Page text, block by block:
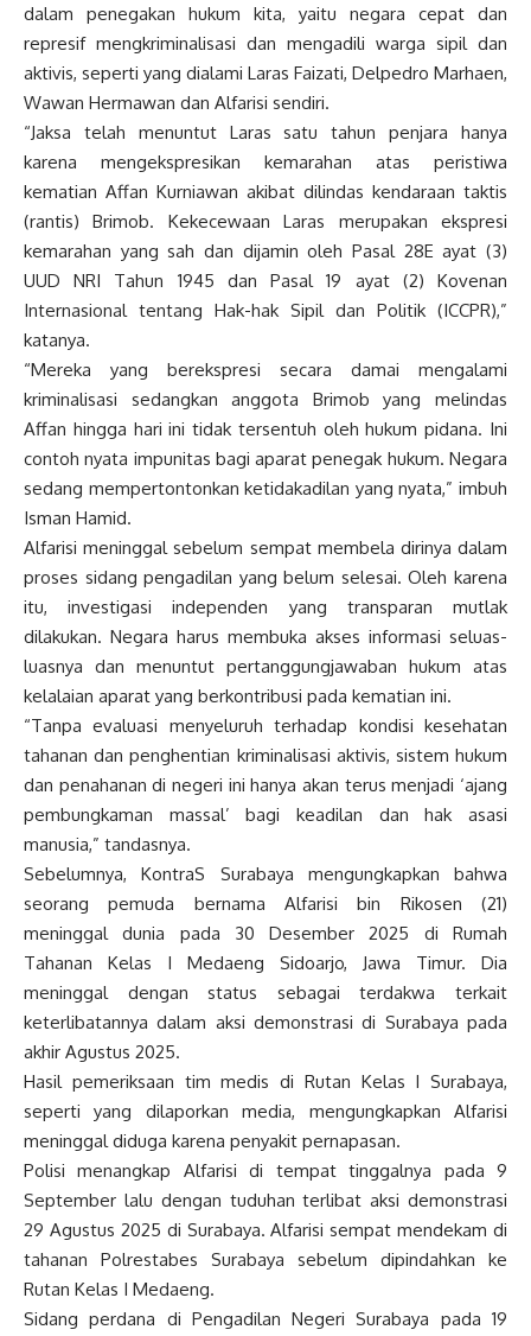
dalam penegakan hukum kita, yaitu negara cepat dan
represif mengkriminalisasi dan mengadili warga sipil dan
aktivis, seperti yang dialami Laras Faizati, Delpedro Marhaen,
Wawan Hermawan dan Alfarisi sendiri.
“Jaksa telah menuntut Laras satu tahun penjara hanya
karena mengekspresikan kemarahan atas peristiwa
kematian Affan Kurniawan akibat dilindas kendaraan taktis
(rantis) Brimob. Kekecewaan Laras merupakan ekspresi
kemarahan yang sah dan dijamin oleh Pasal 28E ayat (3)
UUD NRI Tahun 1945 dan Pasal 19 ayat (2) Kovenan
Internasional tentang Hak-hak Sipil dan Politik (ICCPR),”
katanya.
“Mereka yang berekspresi secara damai mengalami
kriminalisasi sedangkan anggota Brimob yang melindas
Affan hingga hari ini tidak tersentuh oleh hukum pidana. Ini
contoh nyata impunitas bagi aparat penegak hukum. Negara
sedang mempertontonkan ketidakadilan yang nyata,” imbuh
Isman Hamid.
Alfarisi meninggal sebelum sempat membela dirinya dalam
proses sidang pengadilan yang belum selesai. Oleh karena
itu, investigasi independen yang transparan mutlak
dilakukan. Negara harus membuka akses informasi seluas-
luasnya dan menuntut pertanggungjawaban hukum atas
kelalaian aparat yang berkontribusi pada kematian ini.
“Tanpa evaluasi menyeluruh terhadap kondisi kesehatan
tahanan dan penghentian kriminalisasi aktivis, sistem hukum
dan penahanan di negeri ini hanya akan terus menjadi ‘ajang
pembungkaman massal’ bagi keadilan dan hak asasi
manusia,” tandasnya.
Sebelumnya, KontraS Surabaya mengungkapkan bahwa
seorang pemuda bernama Alfarisi bin Rikosen (21)
meninggal dunia pada 30 Desember 2025 di Rumah
Tahanan Kelas I Medaeng Sidoarjo, Jawa Timur. Dia
meninggal dengan status sebagai terdakwa terkait
keterlibatannya dalam aksi demonstrasi di Surabaya pada
akhir Agustus 2025.
Hasil pemeriksaan tim medis di Rutan Kelas I Surabaya,
seperti yang dilaporkan media, mengungkapkan Alfarisi
meninggal diduga karena penyakit pernapasan.
Polisi menangkap Alfarisi di tempat tinggalnya pada 9
September lalu dengan tuduhan terlibat aksi demonstrasi
29 Agustus 2025 di Surabaya. Alfarisi sempat mendekam di
tahanan Polrestabes Surabaya sebelum dipindahkan ke
Rutan Kelas I Medaeng.
Sidang perdana di Pengadilan Negeri Surabaya pada 19